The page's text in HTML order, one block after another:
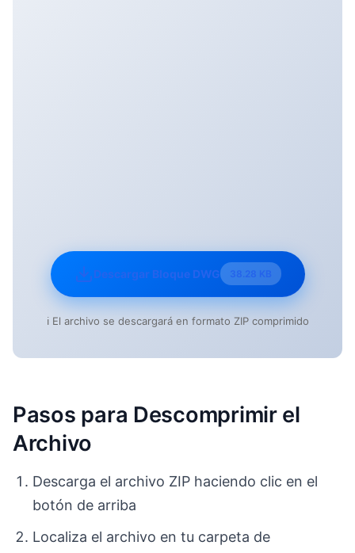
Descargar Bloque DWG 38.28 KB
ℹ️ El archivo se descargará en formato ZIP comprimido
Pasos para Descomprimir el
Archivo
Descarga el archivo ZIP haciendo clic en el
botón de arriba
Localiza el archivo en tu carpeta de